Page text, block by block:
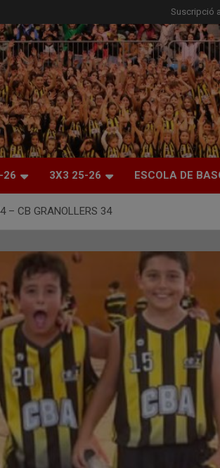
Suscripció
26 3X3 25-26 ESCOLA DE
– CB GRANOLLERS 34